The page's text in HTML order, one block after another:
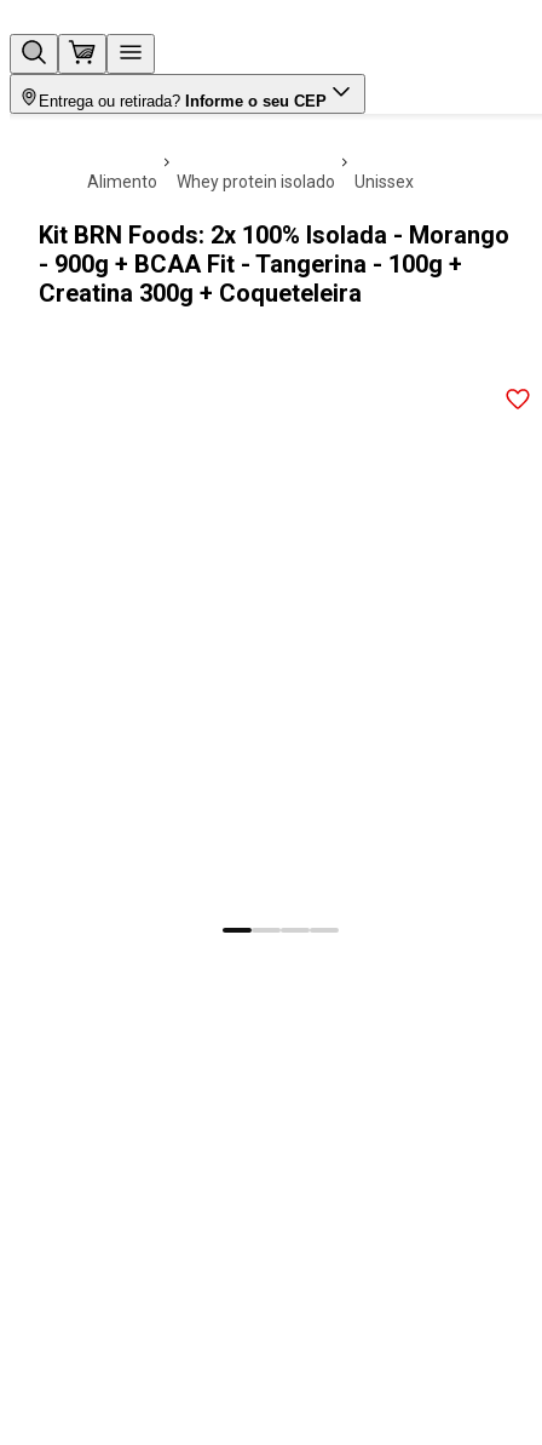
Entrega ou retirada? Informe o seu CEP
alimento whey protein isolado unissex
Kit BRN Foods: 2x 100% Isolada - Morango
- 900g + BCAA Fit - Tangerina - 100g +
Creatina 300g + Coqueteleira